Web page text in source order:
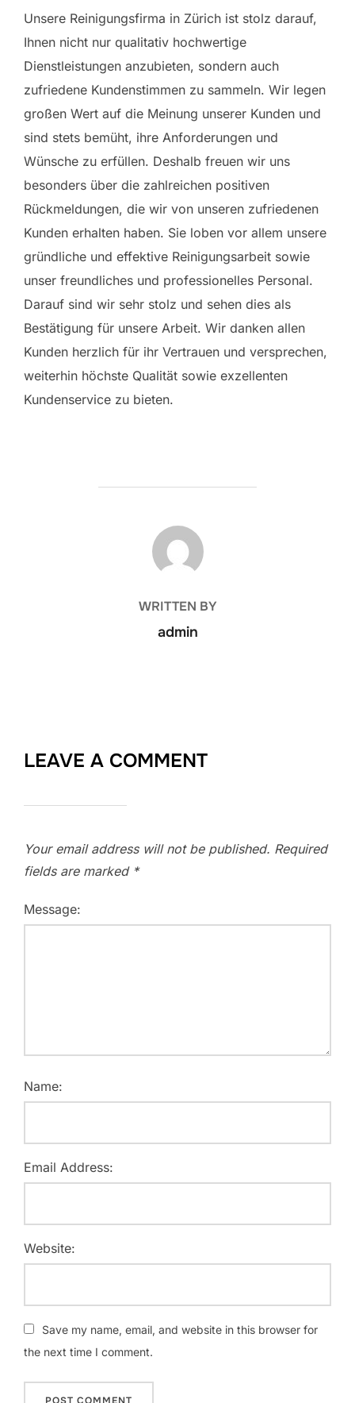
Unsere Reinigungsfirma in Zürich ist stolz darauf,
Ihnen nicht nur qualitativ hochwertige
Dienstleistungen anzubieten, sondern auch
zufriedene Kundenstimmen zu sammeln. Wir legen
großen Wert auf die Meinung unserer Kunden und
sind stets bemüht, ihre Anforderungen und
Wünsche zu erfüllen. Deshalb freuen wir uns
besonders über die zahlreichen positiven
Rückmeldungen, die wir von unseren zufriedenen
Kunden erhalten haben. Sie loben vor allem unsere
gründliche und effektive Reinigungsarbeit sowie
unser freundliches und professionelles Personal.
Darauf sind wir sehr stolz und sehen dies als
Bestätigung für unsere Arbeit. Wir danken allen
Kunden herzlich für ihr Vertrauen und versprechen,
weiterhin höchste Qualität sowie exzellenten
Kundenservice zu bieten.
POST AUTHOR
WRITTEN BY
admin
LEAVE A COMMENT
Your email address will not be published. Required
fields are marked *
Message:
Name:
Email Address:
Website:
Save my name, email, and website in this browser for
the next time I comment.